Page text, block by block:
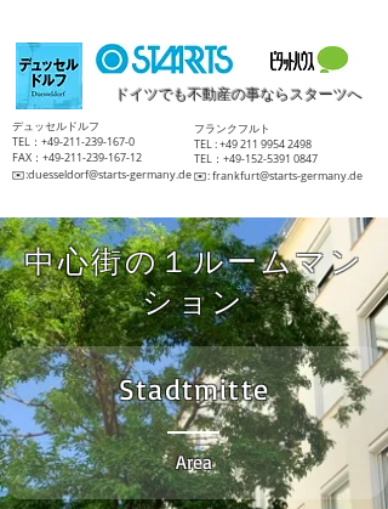
ドイツでも不動産の事ならスターツへ
​デュッセルドルフ
TEL：+49-211-239-167-0
FAX：+49-211-239-167-12
​✉️:duesseldorf@starts-germany.de
​フランクフルト
TEL :+49 211 9954 2498
TEL：+49-152-5391 0847
​✉️:frankfurt@starts-germany.de
中心街の１ルームマン
ション
Stadtmitte
Area